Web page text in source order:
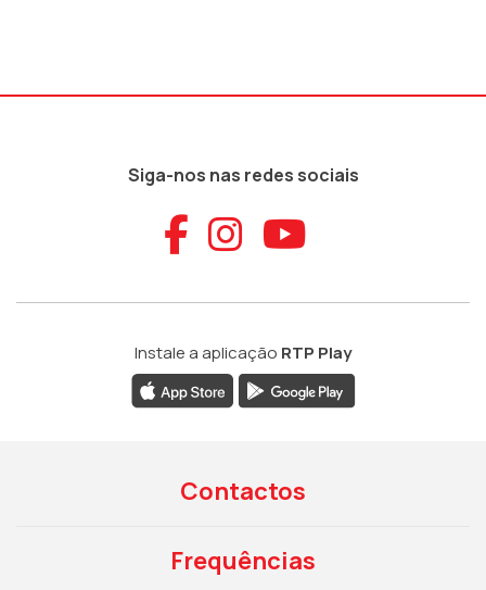
Siga-nos nas redes sociais
Aceder ao
Aceder ao
Aceder
Instale a aplicação RTP Play
Contactos
Frequências